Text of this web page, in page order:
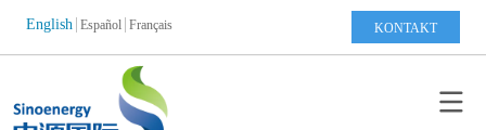
English Español Français KONTAKT